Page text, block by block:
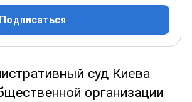
Подписаться
суд Киева
организации